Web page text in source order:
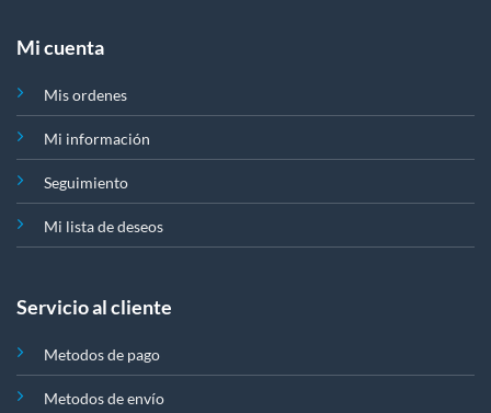
Mi cuenta
Mis ordenes
Mi información
Seguimiento
Mi lista de deseos
Servicio al cliente
Metodos de pago
Metodos de envío